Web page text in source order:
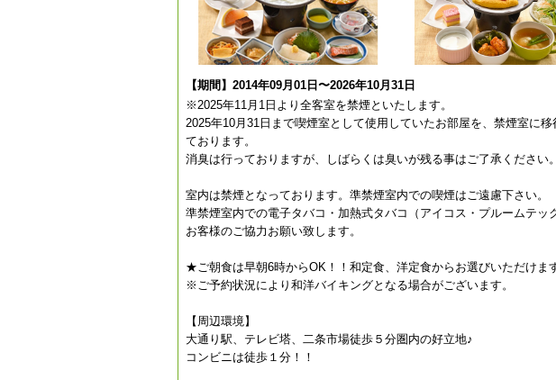
【期間】2014年09月01日〜2026年10月31日
※2025年11月1日より全客室を禁煙といたします。
2025年10月31日まで喫煙室として使用していたお部屋を、禁煙室に
ております。
消臭は行っておりますが、しばらくは臭いが残る事はご了承ください。
室内は禁煙となっております。準禁煙室内での喫煙はご遠慮下さい。
準禁煙室内での電子タバコ・加熱式タバコ（アイコス・プルームテ
お客様のご協力お願い致します。
★ご朝食は早朝6時からOK！！和定食、洋定食からお選びいただけま
※ご予約状況により和洋バイキングとなる場合がございます。
【周辺環境】
大通り駅、テレビ塔、二条市場徒歩５分圏内の好立地♪
コンビニは徒歩１分！！